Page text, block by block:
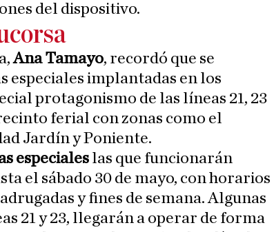
del dispositivo.
Ana Tamayo, recordó que se
especiales implantadas en los
protagonismo de las líneas 21, 23
ferial con zonas como el
Jardín y Poniente.
especiales las que funcionarán
el sábado 30 de mayo, con horarios
y fines de semana. Algunas
21 y 23, llegarán a operar de forma